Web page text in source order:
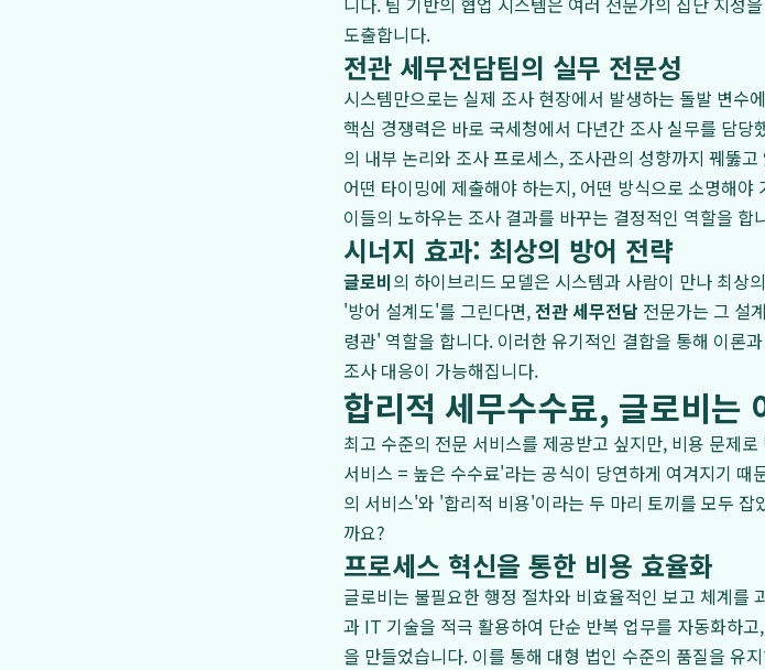
도출합니다.
전관 세무전담팀의 실무 전문성
시스템만으로는 실제 조사 현장에서 발생하는 돌발 변수
핵심 경쟁력은 바로 국세청에서 다년간 조사 실무를 담당
의 내부 논리와 조사 프로세스, 조사관의 성향까지 꿰뚫
어떤 타이밍에 제출해야 하는지, 어떤 방식으로 소명해
이들의 노하우는 조사 결과를 바꾸는 결정적인 역할을 합
시너지 효과: 최상의 방어 전략
글로비의 하이브리드 모델은 시스템과 사람이 만나 최상
'방어 설계도'를 그린다면,전관 세무전담 전문가는 그 설
령관' 역할을 합니다. 이러한 유기적인 결합을 통해 이론
조사 대응이 가능해집니다.
합리적 세무수수료, 글로비는
최고 수준의 전문 서비스를 제공받고 싶지만, 비용 문제
서비스 = 높은 수수료'라는 공식이 당연하게 여겨지기 때
의 서비스'와 '합리적 비용'이라는 두 마리 토끼를 모두 잡
까요?
프로세스 혁신을 통한 비용 효율화
글로비는 불필요한 행정 절차와 비효율적인 보고 체계를
과 IT 기술을 적극 활용하여 단순 반복 업무를 자동화하
을 만들었습니다. 이를 통해 대형 법인 수준의 품질을 유